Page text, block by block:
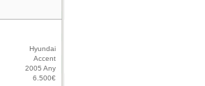
Hyundai
Accent
2005 Any
6.500€